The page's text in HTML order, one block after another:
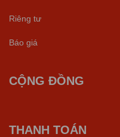
Riêng tư
Báo giá
CỘNG ĐỒNG
THANH TOÁN